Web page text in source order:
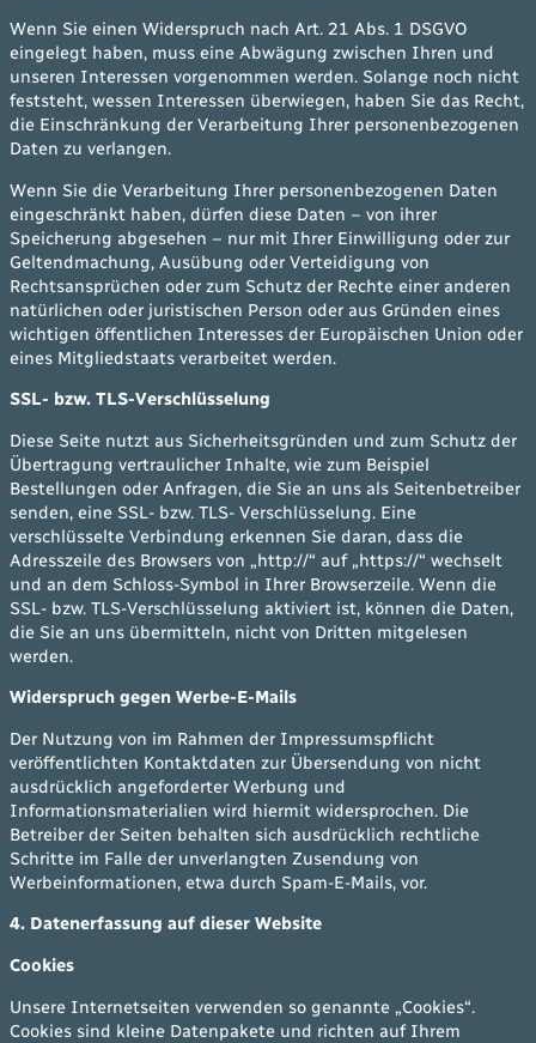
Wenn Sie einen Widerspruch nach Art. 21 Abs. 1 DSGVO
eingelegt haben, muss eine Abwägung zwischen Ihren und
unseren Interessen vorgenommen werden. Solange noch nicht
feststeht, wessen Interessen überwiegen, haben Sie das Recht,
die Einschränkung der Verarbeitung Ihrer personenbezogenen
Daten zu verlangen.
Wenn Sie die Verarbeitung Ihrer personenbezogenen Daten
eingeschränkt haben, dürfen diese Daten – von ihrer
Speicherung abgesehen – nur mit Ihrer Einwilligung oder zur
Geltendmachung, Ausübung oder Verteidigung von
Rechtsansprüchen oder zum Schutz der Rechte einer anderen
natürlichen oder juristischen Person oder aus Gründen eines
wichtigen öffentlichen Interesses der Europäischen Union oder
eines Mitgliedstaats verarbeitet werden.
SSL- bzw. TLS-Verschlüsselung
Diese Seite nutzt aus Sicherheitsgründen und zum Schutz der
Übertragung vertraulicher Inhalte, wie zum Beispiel
Bestellungen oder Anfragen, die Sie an uns als Seitenbetreiber
senden, eine SSL- bzw. TLS- Verschlüsselung. Eine
verschlüsselte Verbindung erkennen Sie daran, dass die
Adresszeile des Browsers von „http://“ auf „https://“ wechselt
und an dem Schloss-Symbol in Ihrer Browserzeile. Wenn die
SSL- bzw. TLS-Verschlüsselung aktiviert ist, können die Daten,
die Sie an uns übermitteln, nicht von Dritten mitgelesen
werden.
Widerspruch gegen Werbe-E-Mails
Der Nutzung von im Rahmen der Impressumspflicht
veröffentlichten Kontaktdaten zur Übersendung von nicht
ausdrücklich angeforderter Werbung und
Informationsmaterialien wird hiermit widersprochen. Die
Betreiber der Seiten behalten sich ausdrücklich rechtliche
Schritte im Falle der unverlangten Zusendung von
Werbeinformationen, etwa durch Spam-E-Mails, vor.
4. Datenerfassung auf dieser Website
Cookies
Unsere Internetseiten verwenden so genannte „Cookies“.
Cookies sind kleine Datenpakete und richten auf Ihrem